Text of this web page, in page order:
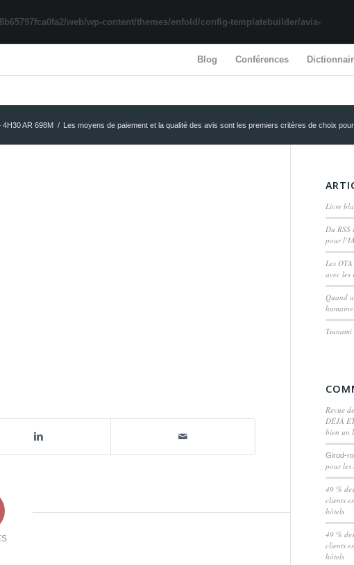
web/wp-content/themes/enfold/config-templatebuilder/avia-
Blog Conférences
4H30 AR 698M / Les moyens de paiement et la qualité des avis sont les premiers critères de choix
Livre
Du RSS
pour l’IA
Les
avec les
Quand
humaine
Tsunami
Revue
DÉJÀ
bien un
Girod-
pour les
49 %
clients
hôtels
49 %
clients
hôtels